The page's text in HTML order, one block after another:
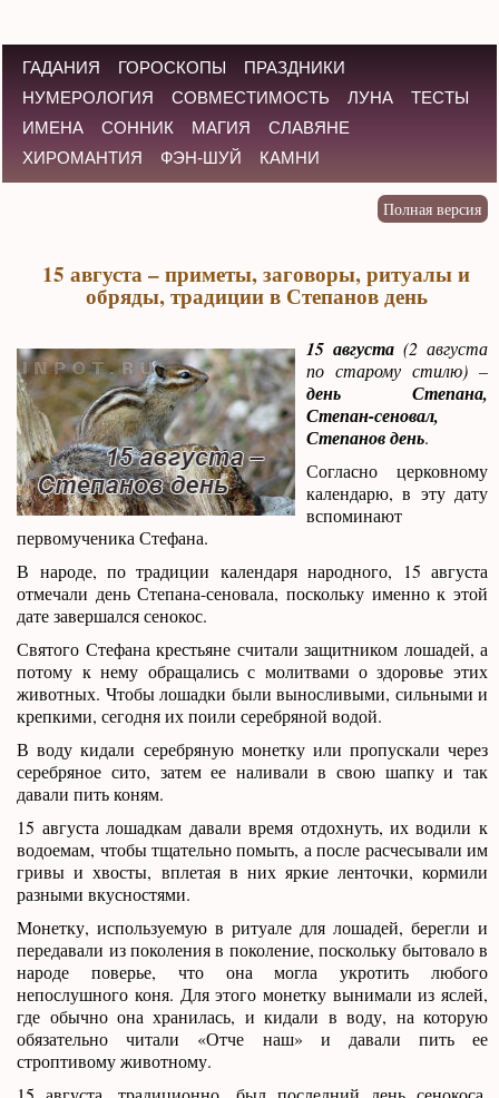
ГАДАНИЯ ГОРОСКОПЫ
ПРАЗДНИКИ
НУМЕРОЛОГИЯ
СОВМЕСТИМОСТЬ ЛУНА
ТЕСТЫ
ИМЕНА
СОННИК МАГИЯ
СЛАВЯНЕ
ХИРОМАНТИЯ
ФЭН-ШУЙ КАМНИ
15 августа – приметы, заговоры, ритуалы и
обряды, традиции в Степанов день
15 августа (2 августа
по старому стилю) –
день Степана,
Степан-сеновал,
Степанов день.
Согласно церковному
календарю, в эту дату
вспоминают
первомученика Стефана.
В народе, по традиции календаря народного, 15 августа
отмечали день Степана-сеновала, поскольку именно к этой
дате завершался сенокос.
Святого Стефана крестьяне считали защитником лошадей, а
потому к нему обращались с молитвами о здоровье этих
животных. Чтобы лошадки были выносливыми, сильными и
крепкими, сегодня их поили серебряной водой.
В воду кидали серебряную монетку или пропускали через
серебряное сито, затем ее наливали в свою шапку и так
давали пить коням.
15 августа лошадкам давали время отдохнуть, их водили к
водоемам, чтобы тщательно помыть, а после расчесывали им
гривы и хвосты, вплетая в них яркие ленточки, кормили
разными вкусностями.
Монетку, используемую в ритуале для лошадей, берегли и
передавали из поколения в поколение, поскольку бытовало в
народе поверье, что она могла укротить любого
непослушного коня. Для этого монетку вынимали из яслей,
где обычно она хранилась, и кидали в воду, на которую
обязательно читали «Отче наш» и давали пить ее
строптивому животному.